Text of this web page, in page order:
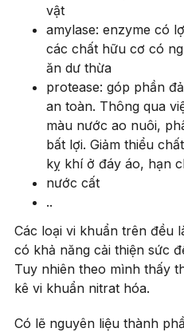
vật
amylase: enzyme có
các chất hữu cơ có
ăn dư thừa
protease: góp phần
an toàn. Thông qua
màu nước ao nuôi,
bất lợi. Giảm thiểu
kỵ khí ở đáy áo, hạn
nước cất
..
Các loại vi khuẩn trên đều
có khả năng cải thiện sức
Tuy nhiên theo mình thấy
kê vi khuẩn nitrat hóa.
Có lẽ nguyên liệu thành